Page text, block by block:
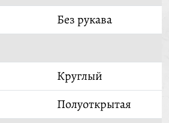
Без рукава
Круглый
Полуоткрытая